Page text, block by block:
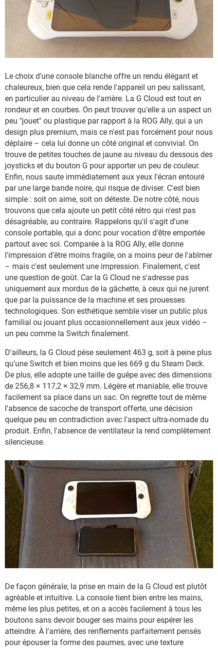
Le choix d'une console blanche offre un rendu élégant et
chaleureux, bien que cela rende l'appareil un peu salissant,
en particulier au niveau de l'arrière. La G Cloud est tout en
rondeur et en courbes. On peut trouver qu'elle a un aspect un
peu "jouet" ou plastique par rapport à la ROG Ally, qui a un
design plus premium, mais ce n'est pas forcément pour nous
déplaire – cela lui donne un côté original et convivial. On
trouve de petites touches de jaune au niveau du dessous des
joysticks et du bouton G pour apporter un peu de couleur.
Enfin, nous saute immédiatement aux yeux l'écran entouré
par une large bande noire, qui risque de diviser. C'est bien
simple : soit on aime, soit on déteste. De notre côté, nous
trouvons que cela ajoute un petit côté rétro qui n'est pas
désagréable, au contraire. Rappelons qu'il s'agit d'une
console portable, qui a donc pour vocation d'être emportée
partout avec soi. Comparée à la ROG Ally, elle donne
l'impression d'être moins fragile, on a moins peur de l'abîmer
– mais c'est seulement une impression. Finalement, c'est
une question de goût. Car la G Cloud ne s'adresse pas
uniquement aux mordus de la gâchette, à ceux qui ne jurent
que par la puissance de la machine et ses prouesses
technologiques. Son esthétique semble viser un public plus
familial ou jouant plus occasionnellement aux jeux vidéo –
un peu comme la Switch finalement.
D'ailleurs, la G Cloud pèse seulement 463 g, soit à peine plus
qu'une Switch et bien moins que les 669 g du Steam Deck.
De plus, elle adopte une taille de guêpe avec des dimensions
de 256,8 × 117,2 × 32,9 mm. Légère et maniable, elle trouve
facilement sa place dans un sac. On regrette tout de même
l'absence de sacoche de transport offerte, une décision
quelque peu en contradiction avec l'aspect ultra-nomade du
produit. Enfin, l'absence de ventilateur la rend complètement
silencieuse.
De façon générale, la prise en main de la G Cloud est plutôt
agréable et intuitive. La console tient bien entre les mains,
même les plus petites, et on a accès facilement à tous les
boutons sans devoir bouger ses mains pour espérer les
atteindre. À l'arrière, des renflements parfaitement pensés
pour épouser la forme des paumes, avec une texture